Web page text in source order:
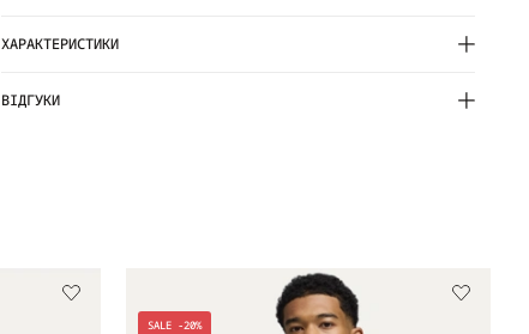
ХАРАКТЕРИСТИКИ
ВІДГУКИ
SALE -20%